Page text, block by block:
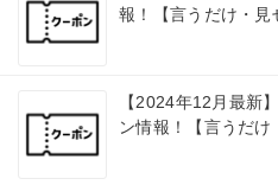
報！【言うだけ・見
【2024年12月最新
ン情報！【言うだけ